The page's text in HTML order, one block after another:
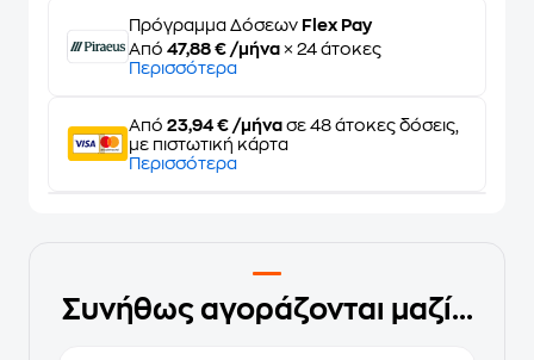
Πρόγραμμα Δόσεων Flex Pay
Από 47,88 € /μήνα × 24 άτοκες
Περισσότερα
Από 23,94 € /μήνα σε 48 άτοκες δόσεις,
με πιστωτική κάρτα
Περισσότερα
Συνήθως αγοράζονται μαζί...